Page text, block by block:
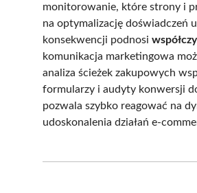
monitorowanie, które strony i
na optymalizację doświadczeń
konsekwencji podnosi
komunikacja marketingowa
analiza ścieżek zakupowych
formularzy i audyty konwersji
pozwala szybko reagować na
udoskonalenia działań e-